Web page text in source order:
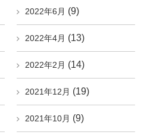
2022年6月 (9)
2022年4月 (13)
2022年2月 (14)
2021年12月 (19)
2021年10月 (9)